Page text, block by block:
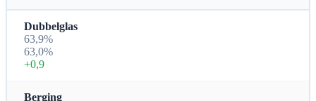
Dubbelglas
63,9%
63,0%
+0,9
Berging